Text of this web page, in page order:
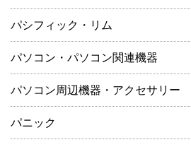
パシフィック・リム
パソコン・パソコン関連機器
パソコン周辺機器・アクセサリー
パニック